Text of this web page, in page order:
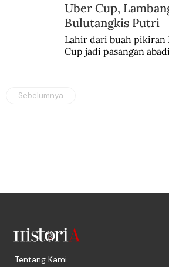
Uber Cup,
Bulutangkis Putri
Lahir dari buah pikiran
Cup jadi pasangan
Sebelumnya
Tentang Kami